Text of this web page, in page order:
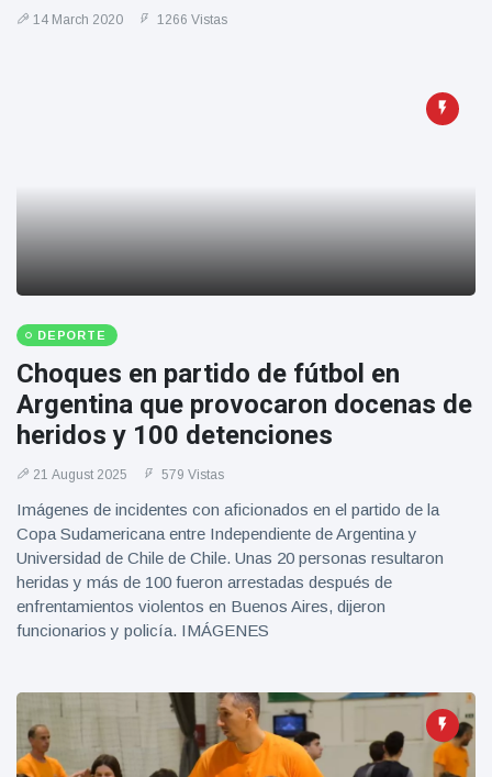
Geburtstag
Vistas
14 March 2020 1266 Vistas
DEPORTE
Choques en partido de fútbol en
Argentina que provocaron docenas de
heridos y 100 detenciones
21 August 2025 579 Vistas
Imágenes de incidentes con aficionados en el partido de la
Copa Sudamericana entre Independiente de Argentina y
Universidad de Chile de Chile. Unas 20 personas resultaron
heridas y más de 100 fueron arrestadas después de
enfrentamientos violentos en Buenos Aires, dijeron
funcionarios y policía. IMÁGENES